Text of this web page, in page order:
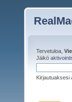
Tervetuloa,
Jäikö
Kirjautuaksesi